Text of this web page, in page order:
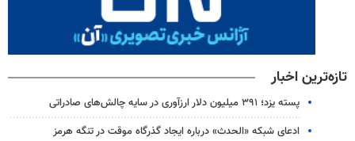
تازه‌ترین اخبار
پسته یزد؛ ۳۹۱ میلیون دلار ارزآوری در سایه چالش‌های صادراتی
ادعای شبکه «الحدث» درباره ایجاد گذرگاه موقت در تنگه هرمز